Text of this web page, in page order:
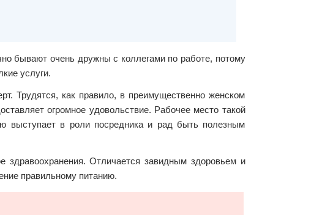
бывают очень дружны с коллегами по работе, потому
услуги.
Трудятся, как правило, в преимущественно женском
огромное удовольствие. Рабочее место такой
выступает в роли посредника и рад быть полезным
здравоохранения. Отличается завидным здоровьем и
правильному питанию.